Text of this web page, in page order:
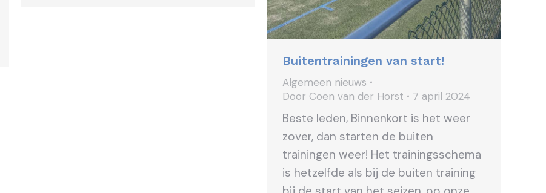
Buitentrainingen van start!
Algemeen nieuws
Door Coen van der Horst 7 april 2024
Beste leden, Binnenkort is het weer
zover, dan starten de buiten
trainingen weer! Het trainingsschema
is hetzelfde als bij de buiten training